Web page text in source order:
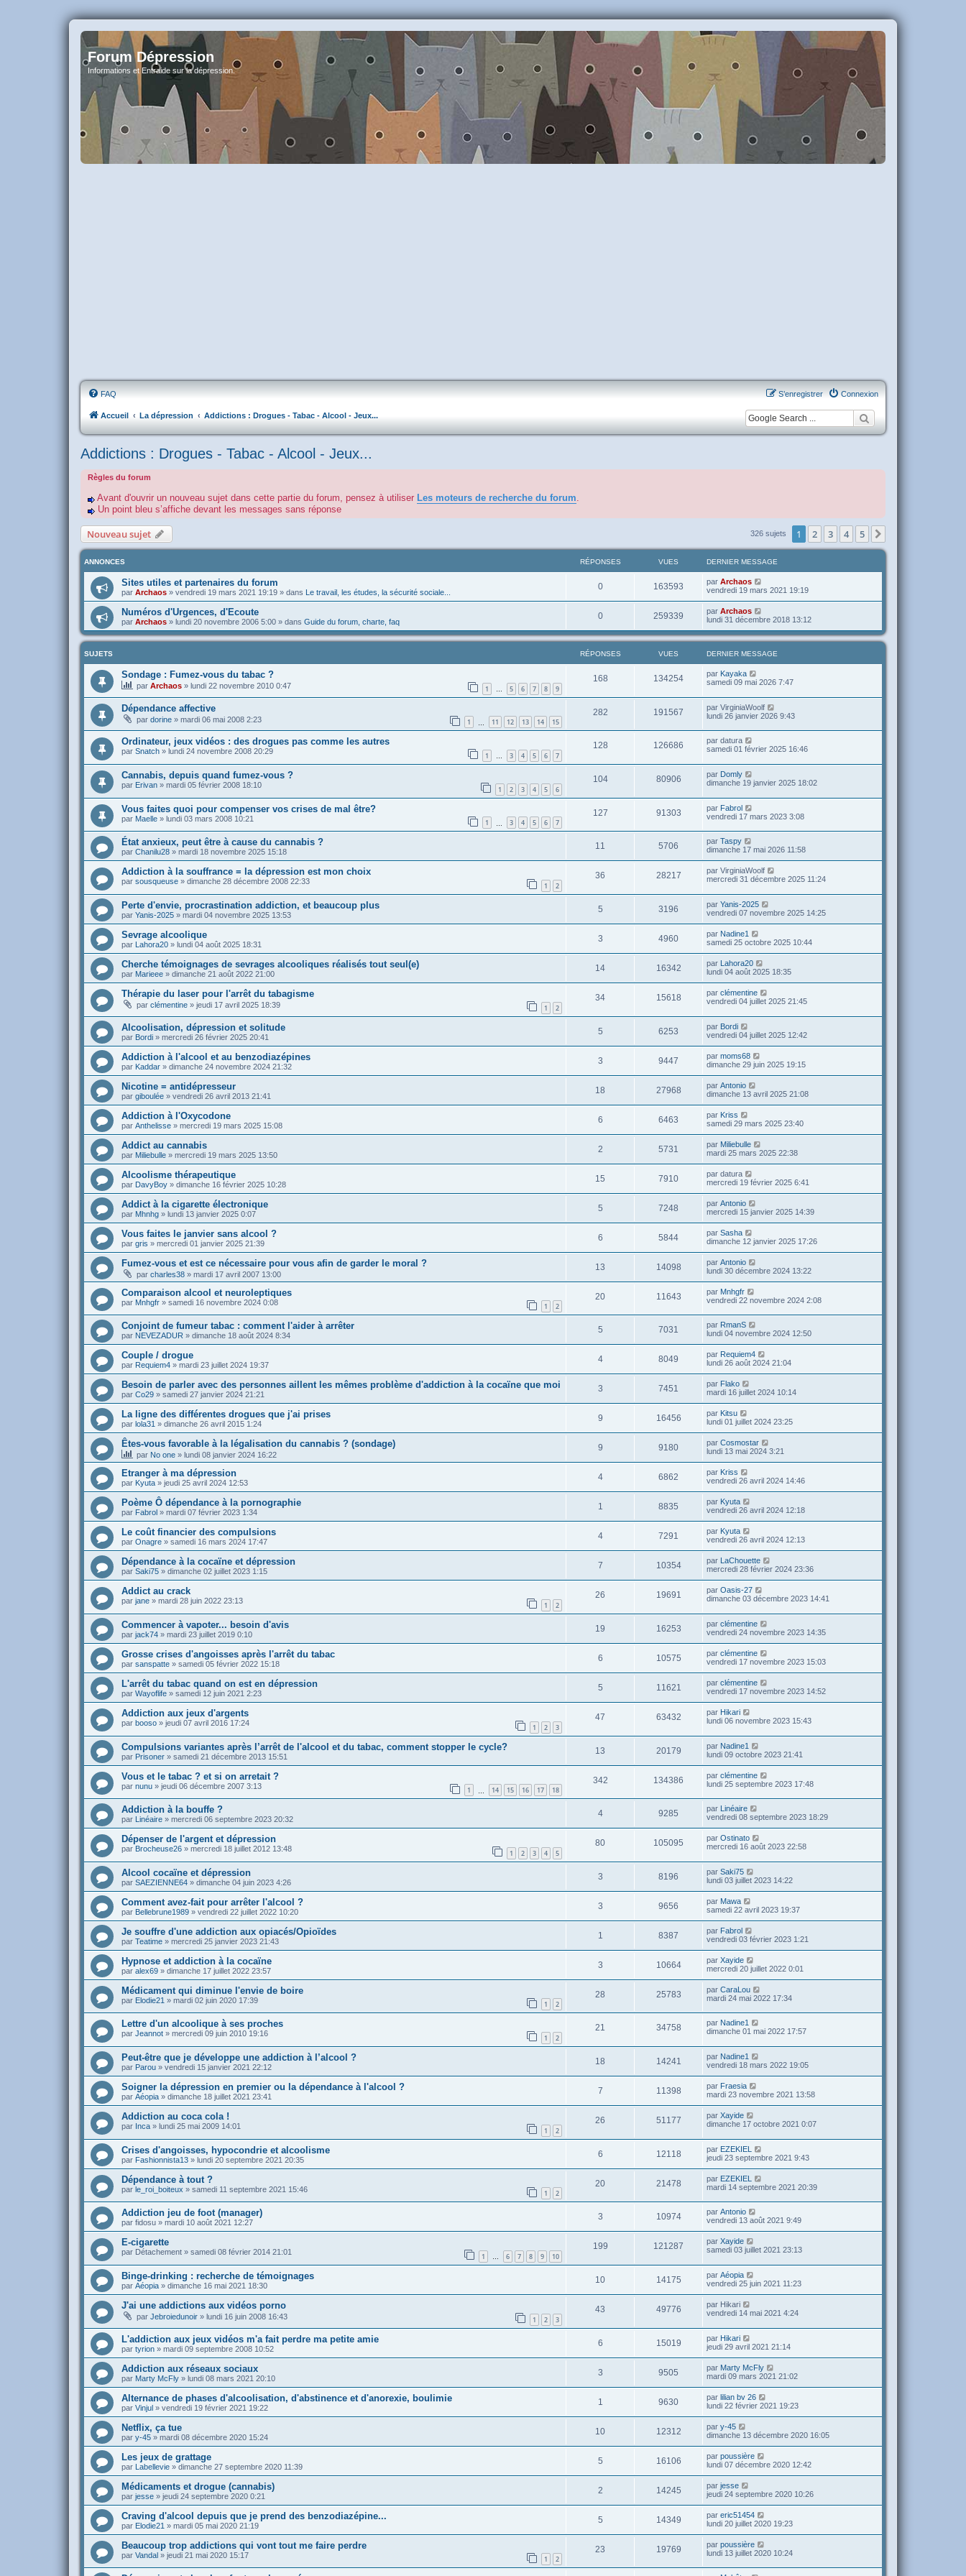
Forum Dépression
Informations et Entraide sur la dépression.
FAQ Connexion
S’enregistrer
Accueil La dépression Addictions : Drogues - Tabac - Alcool - Jeux...
Addictions : Drogues - Tabac - Alcool - Jeux...
Règles du forum
Avant d'ouvrir un nouveau sujet dans cette partie du forum, pensez à utiliser Les moteurs de recherche du forum.
Un point bleu s’affiche devant les messages sans réponse
Nouveau sujet 326 sujets 1 2 3 4 5
ANNONCES RÉPONSES VUES DERNIER MESSAGE
Sites utiles et partenaires du forum
par Archaos » vendredi 19 mars 2021 19:19 » dans Le travail, les études, la sécurité sociale...
0 163593 par Archaos
vendredi 19 mars 2021 19:19
Numéros d'Urgences, d'Ecoute
par Archaos » lundi 20 novembre 2006 5:00 » dans Guide du forum, charte, faq
0 259339 par Archaos
lundi 31 décembre 2018 13:12
SUJETS RÉPONSES VUES DERNIER MESSAGE
Sondage : Fumez-vous du tabac ?
par Archaos » lundi 22 novembre 2010 0:47 1 … 5 6 7 8 9
168 134254 par Kayaka
samedi 09 mai 2026 7:47
Dépendance affective
par dorine » mardi 06 mai 2008 2:23 1 11 12 13 14 15
282 191567 par VirginiaWoolf
lundi 26 janvier 2026 9:43
Ordinateur, jeux vidéos : des drogues pas comme les autres
par Snatch » lundi 24 novembre 2008 20:29 1 … 3 4 5 6 7
128 126686 par datura
samedi 01 février 2025 16:46
Cannabis, depuis quand fumez-vous ?
par Erivan » mardi 05 février 2008 18:10 1 2 3 4 5 6
104 80906 par Domly
dimanche 19 janvier 2025 18:02
Vous faites quoi pour compenser vos crises de mal être?
par Maelle » lundi 03 mars 2008 10:21 1 3 4 5 6 7
127 91303 par Fabrol
vendredi 17 mars 2023 3:08
État anxieux, peut être à cause du cannabis ?
par Chanilu28 » mardi 18 novembre 2025 15:18
11 5706 par Taspy
dimanche 17 mai 2026 11:58
Addiction à la souffrance = la dépression est mon choix
par sousqueuse » dimanche 28 décembre 2008 22:33 1 2
36 28217 par VirginiaWoolf
mercredi 31 décembre 2025 11:24
Perte d'envie, procrastination addiction, et beaucoup plus
par Yanis-2025 » mardi 04 novembre 2025 13:53
5 3196 par Yanis-2025
vendredi 07 novembre 2025 14:25
Sevrage alcoolique
par Lahora20 » lundi 04 août 2025 18:31
3 4960 par Nadine1
samedi 25 octobre 2025 10:44
Cherche témoignages de sevrages alcooliques réalisés tout seul(e)
par Marieee » dimanche 21 août 2022 21:00
14 16342 par Lahora20
lundi 04 août 2025 18:35
Thérapie du laser pour l'arrêt du tabagisme
par clémentine » jeudi 17 avril 2025 18:39 1 2
34 15618 par clémentine
vendredi 04 juillet 2025 21:45
Alcoolisation, dépression et solitude
par Bordi » mercredi 26 février 2025 20:41
5 6253 par Bordi
vendredi 04 juillet 2025 12:42
Addiction à l'alcool et au benzodiazépines
par Kaddar » dimanche 24 novembre 2024 21:32
3 9447 par moms68
dimanche 29 juin 2025 19:15
Nicotine = antidépresseur
par giboulée » vendredi 26 avril 2013 21:41
18 27968 par Antonio
dimanche 13 avril 2025 21:08
Addiction à l'Oxycodone
par Anthelisse » mercredi 19 mars 2025 15:08
6 6463 par Kriss
samedi 29 mars 2025 23:40
Addict au cannabis
par Miliebulle » mercredi 19 mars 2025 13:50
2 5731 par Miliebulle
mardi 25 mars 2025 22:38
Alcoolisme thérapeutique
par DavyBoy » dimanche 16 février 2025 10:28
15 7910 par datura
mercredi 19 février 2025 6:41
Addict à la cigarette électronique
par Mhnhg » lundi 13 janvier 2025 0:07
5 7248 par Antonio
mercredi 15 janvier 2025 14:39
Vous faites le janvier sans alcool ?
par gris » mercredi 01 janvier 2025 21:39
6 5844 par Sasha
dimanche 12 janvier 2025 17:26
Fumez-vous et est ce nécessaire pour vous afin de garder le moral ?
par charles38 » mardi 17 avril 2007 13:00
13 14098 par Antonio
lundi 30 décembre 2024 13:22
Comparaison alcool et neuroleptiques
par Mnhgfr » samedi 16 novembre 2024 0:08 1 2
20 11643 par Mnhgfr
vendredi 22 novembre 2024 2:08
Conjoint de fumeur tabac : comment l'aider à arrêter
par NEVEZADUR » dimanche 18 août 2024 8:34
5 7031 par RmanS
lundi 04 novembre 2024 12:50
Couple / drogue
par Requiem4 » mardi 23 juillet 2024 19:37
4 8049 par Requiem4
lundi 26 août 2024 21:04
Besoin de parler avec des personnes aillent les mêmes problème d'addiction à la cocaïne que moi
par Co29 » samedi 27 janvier 2024 21:21
3 7451 par Flako
mardi 16 juillet 2024 10:14
La ligne des différentes drogues que j'ai prises
par lola31 » dimanche 26 avril 2015 1:24
9 16456 par Kitsu
lundi 01 juillet 2024 23:25
Êtes-vous favorable à la légalisation du cannabis ? (sondage)
par No one » lundi 08 janvier 2024 16:22
9 9180 par Cosmostar
lundi 13 mai 2024 3:21
Etranger à ma dépression
par Kyuta » jeudi 25 avril 2024 12:53
4 6862 par Kriss
vendredi 26 avril 2024 14:46
Poème Ô dépendance à la pornographie
par Fabrol » mardi 07 février 2023 1:34
1 8835 par Kyuta
vendredi 26 avril 2024 12:18
Le coût financier des compulsions
par Onagre » samedi 16 mars 2024 17:47
4 7291 par Kyuta
vendredi 26 avril 2024 12:13
Dépendance à la cocaïne et dépression
par Saki75 » dimanche 02 juillet 2023 1:15
7 10354 par
LaChouette
mercredi 28 février 2024 23:36
Addict au crack
par jane » mardi 28 juin 2022 23:13 1 2
26 19691 par Oasis-27
dimanche 03 décembre 2023 14:41
Commencer à vapoter... besoin d'avis
par jack74 » mardi 23 juillet 2019 0:10
19 16253 par clémentine
vendredi 24 novembre 2023 14:35
Grosse crises d'angoisses après l'arrêt du tabac
par sanspatte » samedi 05 février 2022 15:18
6 10575 par clémentine
vendredi 17 novembre 2023 15:03
L'arrêt du tabac quand on est en dépression
par Wayoflife » samedi 12 juin 2021 2:23
5 11621 par clémentine
vendredi 17 novembre 2023 14:52
Addiction aux jeux d'argents
par booso » jeudi 07 avril 2016 17:24 1 2 3
47 63432 par Hikari
lundi 06 novembre 2023 15:43
Compulsions variantes après l’arrêt de l'alcool et du tabac, comment stopper le cycle?
par Prisoner » samedi 21 décembre 2013 15:51
13 20179 par Nadine1
lundi 09 octobre 2023 21:41
Vous et le tabac ? et si on arretait ?
par nunu » jeudi 06 décembre 2007 3:13 1 14 15 16 17 18
342 134386 par clémentine
lundi 25 septembre 2023 17:48
Addiction à la bouffe ?
par Linéaire » mercredi 06 septembre 2023 20:32
4 9285 par Linéaire
vendredi 08 septembre 2023 18:29
Dépenser de l'argent et dépression
par Brocheuse26 » mercredi 18 juillet 2012 13:48 1 2 3 4 5
80 105095 par Ostinato
mercredi 16 août 2023 22:58
Alcool cocaïne et dépression
par SAEZIENNE64 » dimanche 04 juin 2023 4:26
3 8196 par Saki75
lundi 03 juillet 2023 14:22
Comment avez-fait pour arrêter l'alcool ?
par Bellebrune1989 » vendredi 22 juillet 2022 10:20
3 9656 par Mawa
samedi 22 avril 2023 19:37
Je souffre d'une addiction aux opiacés/Opioïdes
par Teatime » mercredi 25 janvier 2023 21:43
1 8387 par Fabrol
vendredi 03 février 2023 1:21
Hypnose et addiction à la cocaïne
par alex69 » dimanche 17 juillet 2022 23:57
3 10664 par Xayide
mercredi 20 juillet 2022 0:01
Médicament qui diminue l'envie de boire
par Elodie21 » mardi 02 juin 2020 17:39 1 2
28 25783 par CaraLou
mardi 24 mai 2022 17:34
Lettre d'un alcoolique à ses proches
par Jeannot » mercredi 09 juin 2010 19:16 1 2
21 34758 par Nadine1
dimanche 01 mai 2022 17:57
Peut-être que je développe une addiction à l’alcool ?
par Parou » vendredi 15 janvier 2021 22:12
18 14241 par Nadine1
vendredi 18 mars 2022 19:05
Soigner la dépression en premier ou la dépendance à l'alcool ?
par Aéopia » dimanche 18 juillet 2021 23:41
7 11398 par Fraesia
mardi 23 novembre 2021 13:58
Addiction au coca cola !
par Inca » lundi 25 mai 2009 14:01 1 2
26 51177 par Xayide
dimanche 17 octobre 2021 0:07
Crises d'angoisses, hypocondrie et alcoolisme
par Fashionnista13 » lundi 20 septembre 2021 20:35
6 12118 par EZEKIEL
jeudi 23 septembre 2021 9:43
Dépendance à tout ?
par le_roi_boiteux » samedi 11 septembre 2021 15:46 1 2
20 21478 par EZEKIEL
mardi 14 septembre 2021 20:39
Addiction jeu de foot (manager)
par fidosu » mardi 10 août 2021 12:27
3 10974 par Antonio
vendredi 13 août 2021 9:49
E-cigarette
par Détachement » samedi 08 février 2014 21:01 1 … 6 7 8 9 10
199 121287 par Xayide
samedi 03 juillet 2021 23:13
Binge-drinking : recherche de témoignages
par Aéopia » dimanche 16 mai 2021 18:30
10 14175 par Aéopia
vendredi 25 juin 2021 11:23
J'ai une addictions aux vidéos porno
par Jebroiedunoir » lundi 16 juin 2008 16:43 1 2 3
43 49776 par Hikari
vendredi 14 mai 2021 4:24
L'addiction aux jeux vidéos m'a fait perdre ma petite amie
par tyrion » mardi 09 septembre 2008 10:52
6 15019 par Hikari
jeudi 29 avril 2021 21:14
Addiction aux réseaux sociaux
par Marty McFly » lundi 08 mars 2021 20:10
3 9505 par Marty McFly
mardi 09 mars 2021 21:02
Alternance de phases d'alcoolisation, d'abstinence et d'anorexie, boulimie
par Vinjul » vendredi 19 février 2021 19:22
1 9630 par lilian bv 26
lundi 22 février 2021 19:23
Netflix, ça tue
par y-45 » mardi 08 décembre 2020 15:24
10 12312 par y-45
dimanche 13 décembre 2020 16:05
Les jeux de grattage
par Labellevie » dimanche 27 septembre 2020 11:39
5 16106 par poussière
lundi 07 décembre 2020 12:42
Médicaments et drogue (cannabis)
par jesse » jeudi 24 septembre 2020 0:21
2 14245 par jesse
jeudi 24 septembre 2020 10:26
Craving d'alcool depuis que je prend des benzodiazépine...
par Elodie21 » mardi 05 mai 2020 21:19
5 14349 par eric51454
lundi 20 juillet 2020 19:23
Beaucoup trop addictions qui vont tout me faire perdre
par Vandal » jeudi 21 mai 2020 15:17 1 2
23 19769 par poussière
lundi 13 juillet 2020 10:24